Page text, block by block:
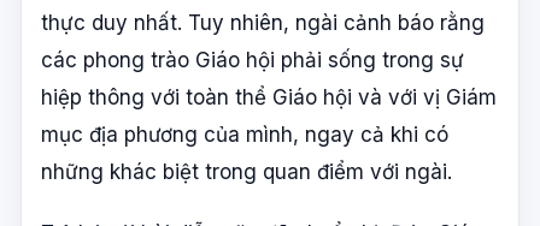
thực duy nhất. Tuy nhiên, ngài cảnh báo rằng
các phong trào Giáo hội phải sống trong sự
hiệp thông với toàn thể Giáo hội và với vị Giám
mục địa phương của mình, ngay cả khi có
những khác biệt trong quan điểm với ngài.